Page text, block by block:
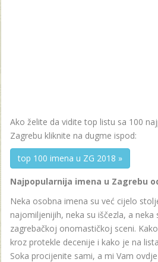
Ako želite da vidite top listu sa 100
Zagrebu kliknite na dugme ispod:
top 100 imena u ZG 2018 »
Najpopularnija imena u Zagrebu
Neka osobna imena su već cijelo
najomiljenijih, neka su iščezla, a
zagrebačkoj onomastičkoj sceni.
kroz protekle decenije i kako je na
Soka procijenite sami, a mi Vam